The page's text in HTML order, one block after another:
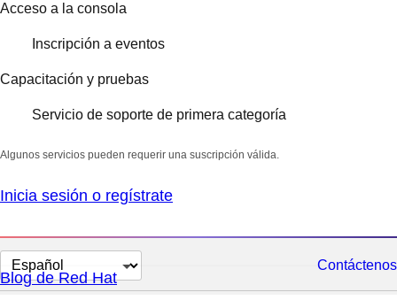
Acceso a la consola
Inscripción a eventos
Capacitación y pruebas
Servicio de soporte de primera categoría
Algunos servicios pueden requerir una suscripción válida.
Inicia sesión o regístrate
Cambiar
el
Contáctenos
Blog de Red Hat